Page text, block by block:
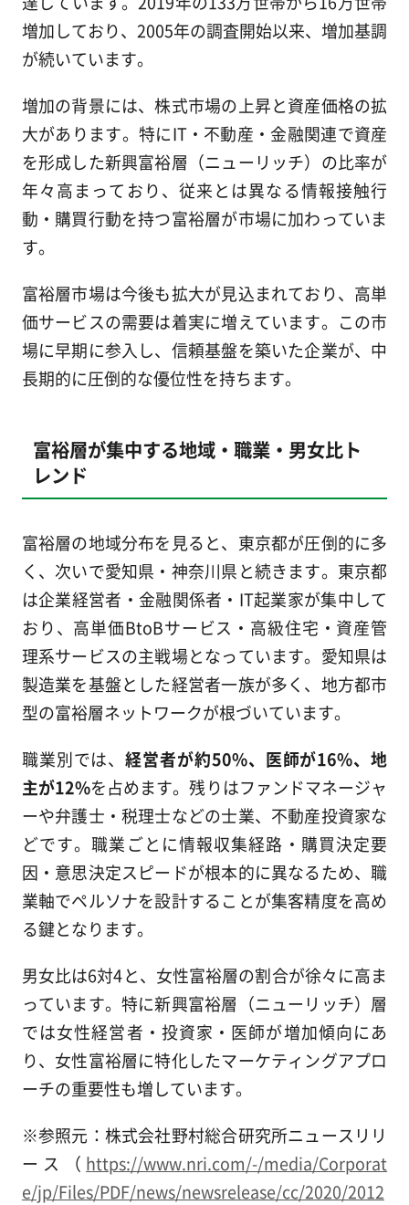
増加しており、2005年の調査開始以来、増加基調
が続いています。
増加の背景には、株式市場の上昇と資産価格の拡
大があります。特にIT・不動産・金融関連で資産
を形成した新興富裕層（ニューリッチ）の比率が
年々高まっており、従来とは異なる情報接触行
動・購買行動を持つ富裕層が市場に加わっていま
す。
富裕層市場は今後も拡大が見込まれており、高単
価サービスの需要は着実に増えています。この市
場に早期に参入し、信頼基盤を築いた企業が、中
長期的に圧倒的な優位性を持ちます。
富裕層が集中する地域・職業・男女比ト
レンド
富裕層の地域分布を見ると、東京都が圧倒的に多
く、次いで愛知県・神奈川県と続きます。東京都
は企業経営者・金融関係者・IT起業家が集中して
おり、高単価BtoBサービス・高級住宅・資産管
理系サービスの主戦場となっています。愛知県は
製造業を基盤とした経営者一族が多く、地方都市
型の富裕層ネットワークが根づいています。
職業別では、経営者が約50%、医師が16%、地
主が12%を占めます。残りはファンドマネージャ
ーや弁護士・税理士などの士業、不動産投資家な
どです。職業ごとに情報収集経路・購買決定要
因・意思決定スピードが根本的に異なるため、職
業軸でペルソナを設計することが集客精度を高め
る鍵となります。
男女比は6対4と、女性富裕層の割合が徐々に高ま
っています。特に新興富裕層（ニューリッチ）層
では女性経営者・投資家・医師が増加傾向にあ
り、女性富裕層に特化したマーケティングアプロ
ーチの重要性も増しています。
※参照元：株式会社野村総合研究所ニュースリリ
ース（ https://www.nri.com/-/media/Corporat
e/jp/Files/PDF/news/newsrelease/cc/2020/2012